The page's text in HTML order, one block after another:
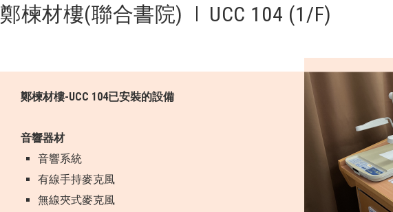
鄭楝材樓(聯合書院) UCC 104 (1/F)
鄭楝材樓-UCC 104已安裝的設備
音響器材
音響系統
有線手持麥克風
無線夾式麥克風